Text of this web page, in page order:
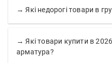
→ Які недорогі товари в
→ Які товари купити в 2026
арматура?